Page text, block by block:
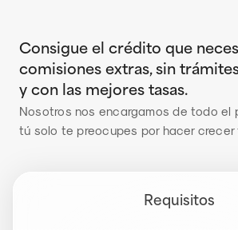
Consigue el crédito que
comisiones extras, sin
y con las mejores tasas.
Nosotros nos encargamos de todo el
tú solo te preocupes por hacer crecer
Requisitos